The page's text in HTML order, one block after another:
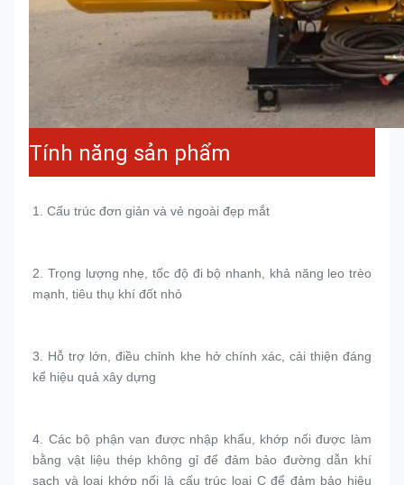
Tính năng sản phẩm
1. Cấu trúc đơn giản và vẻ ngoài đẹp mắt
2. Trọng lượng nhẹ, tốc độ đi bộ nhanh, khả năng leo trèo
mạnh, tiêu thụ khí đốt nhỏ
3. Hỗ trợ lớn, điều chỉnh khe hở chính xác, cải thiện đáng
kể hiệu quả xây dựng
4. Các bộ phận van được nhập khẩu, khớp nối được làm
bằng vật liệu thép không gỉ để đảm bảo đường dẫn khí
sạch và loại khớp nối là cấu trúc loại C để đảm bảo hiệu